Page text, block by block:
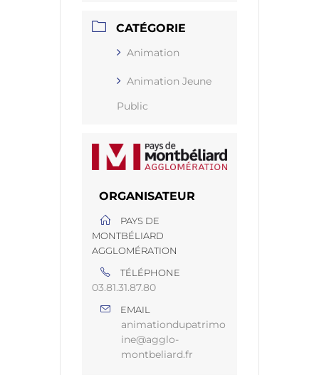
CATÉGORIE
Animation
Animation Jeune
Public
ORGANISATEUR
PAYS DE
MONTBÉLIARD
AGGLOMÉRATION
TÉLÉPHONE
03.81.31.87.80
EMAIL
animationdupatrimo
ine@agglo-
montbeliard.fr